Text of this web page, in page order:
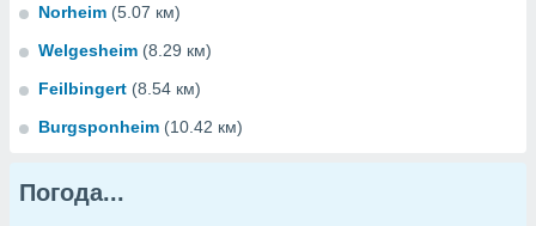
Norheim (5.07 км)
Welgesheim (8.29 км)
Feilbingert (8.54 км)
Burgsponheim (10.42 км)
Погода...